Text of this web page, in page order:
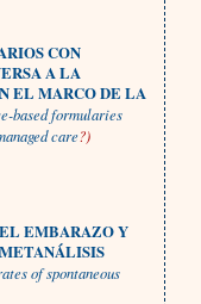
CON
A LA
EL MARCO DE LA
based formularies
care?)
EMBARAZO Y
of spontaneous